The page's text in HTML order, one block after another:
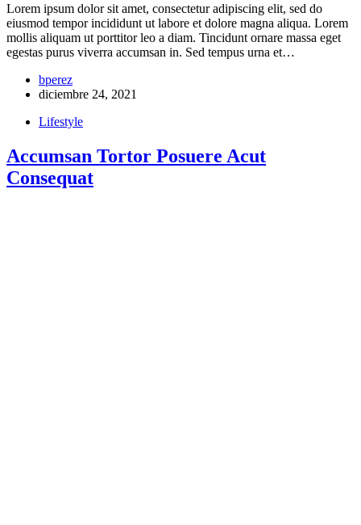
Lorem ipsum dolor sit amet, consectetur adipiscing elit, sed do
eiusmod tempor incididunt ut labore et dolore magna aliqua. Lorem
mollis aliquam ut porttitor leo a diam. Tincidunt ornare massa eget
egestas purus viverra accumsan in. Sed tempus urna et…
bperez
diciembre 24, 2021
Lifestyle
Accumsan Tortor Posuere Acut
Consequat